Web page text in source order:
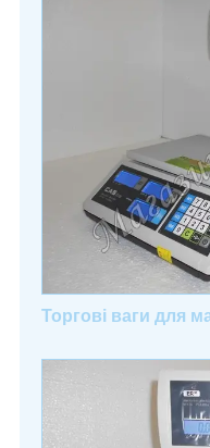
Торгові ваги для